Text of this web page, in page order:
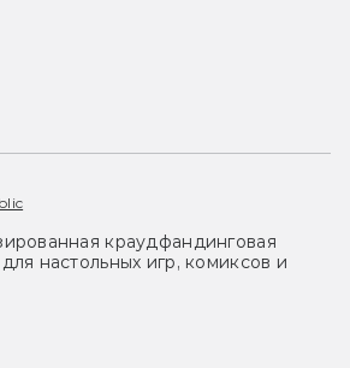
краудфандинговая
настольных игр, комиксов и